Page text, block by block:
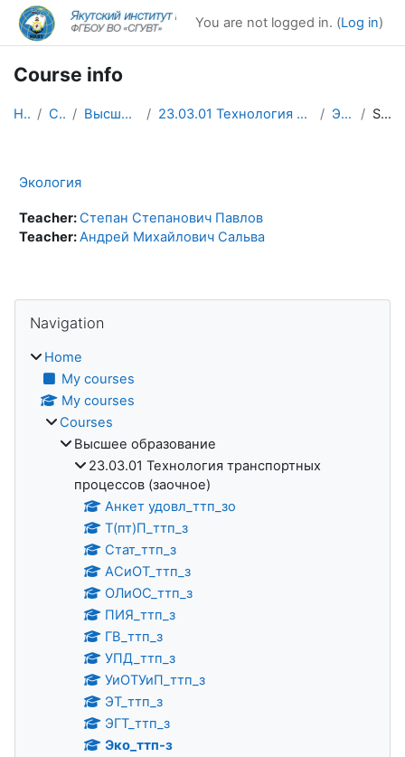
Skip to main content
You are not logged in. (Log in)
Course info
Home Courses Высшее образование 23.03.01 Технология транспортных процессов (заочное) Эко_ттп-з Summary
Экология
Teacher:Степан Степанович Павлов
Teacher:Андрей Михайлович Сальва
Blocks
Navigation
Home
My courses
My courses
Courses
Высшее образование
23.03.01 Технология транспортных
процессов (заочное)
Анкет удовл_ттп_зо
Т(пт)П_ттп_з
Стат_ттп_з
АСиОТ_ттп_з
ОЛиОС_ттп_з
ПИЯ_ттп_з
ГВ_ттп_з
УПД_ттп_з
УиОТУиП_ттп_з
ЭТ_ттп_з
ЭГТ_ттп_з
Эко_ттп-з